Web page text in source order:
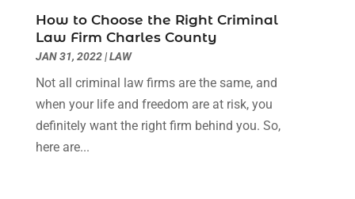
September 2021(1)
August 2021(1)
July 2021(6)
June 2021(2)
May 2021(1)
April 2021(2)
March 2021
How to Choose the Right Criminal
Law Firm Charles County
JAN 31, 2022|LAW
Not all criminal law firms are the same, and
when your life and freedom are at risk, you
definitely want the right firm behind you. So,
here are...